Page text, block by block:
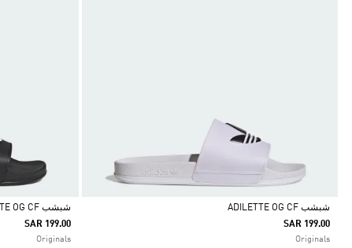
Selected
شبشب ADILETTE OG CF
SAR 199.00
Originals
Selected
شبشب ADILETTE OG CF
SAR 199.00
Originals